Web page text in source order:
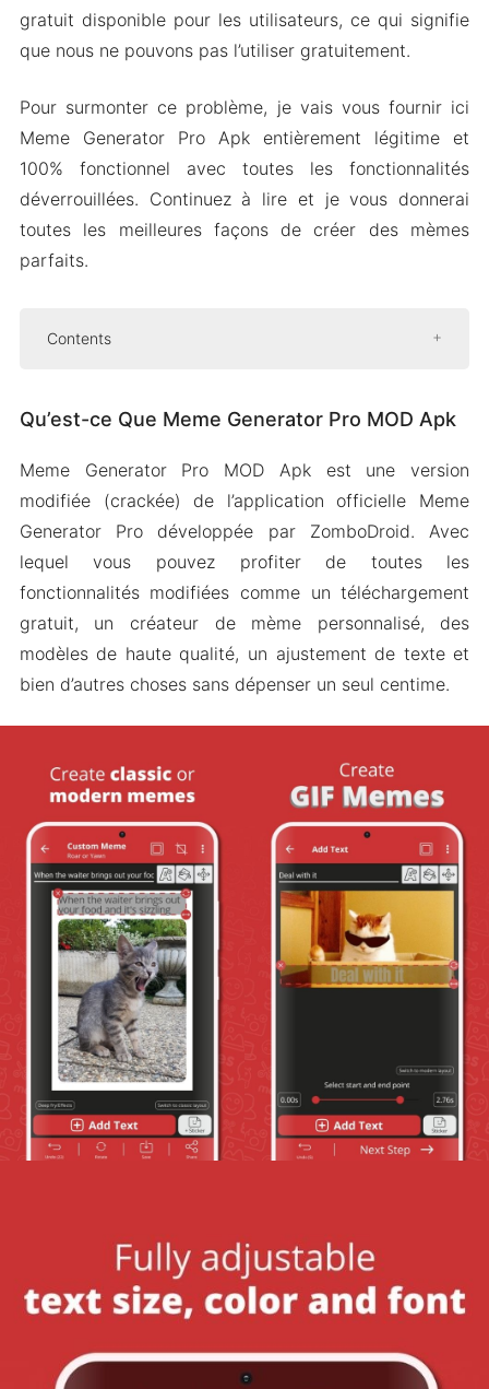
gratuit disponible pour les utilisateurs, ce qui signifie
que nous ne pouvons pas l’utiliser gratuitement.
Pour surmonter ce problème, je vais vous fournir ici
Meme Generator Pro Apk entièrement légitime et
100% fonctionnel avec toutes les fonctionnalités
déverrouillées. Continuez à lire et je vous donnerai
toutes les meilleures façons de créer des mèmes
parfaits.
Contents
Caractéristiques de Meme Generator Pro Apk
Pas de filigrane
Suppression de toutes les annonces
Modèles de mèmes personnalisés
Mises à jour fréquentes du contenu
Quelques fonctionnalités supplémentaires
Comment Télécharger et Installer Meme
Generator Pro Gratuitement
Les gens demandent aussi (FAQ)
Envelopper
Qu’est-ce Que Meme Generator Pro MOD Apk
Meme Generator Pro MOD Apk est une version
modifiée (crackée) de l’application officielle Meme
Generator Pro développée par ZomboDroid. Avec
lequel vous pouvez profiter de toutes les
fonctionnalités modifiées comme un téléchargement
gratuit, un créateur de mème personnalisé, des
modèles de haute qualité, un ajustement de texte et
bien d’autres choses sans dépenser un seul centime.